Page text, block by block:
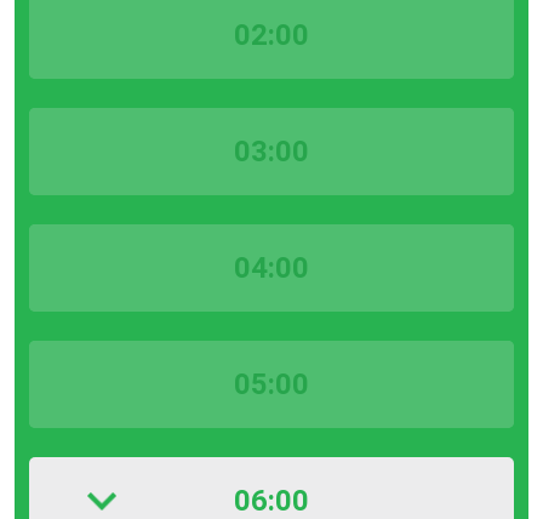
02:00
03:00
04:00
05:00
06:00